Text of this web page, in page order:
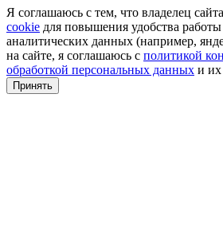
Я соглашаюсь с тем, что владелец
cookie для повышения удобства работы
аналитических данных (например,
на сайте, я соглашаюсь с политикой
обработкой персональных данных и
Принять